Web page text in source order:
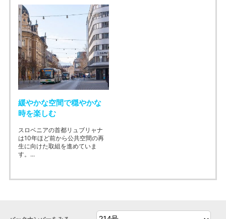
緩やかな空間で穏やかな
時を楽しむ
スロベニアの首都リュブリャナ
は10年ほど前から公共空間の再
生に向けた取組を進めていま
す。...